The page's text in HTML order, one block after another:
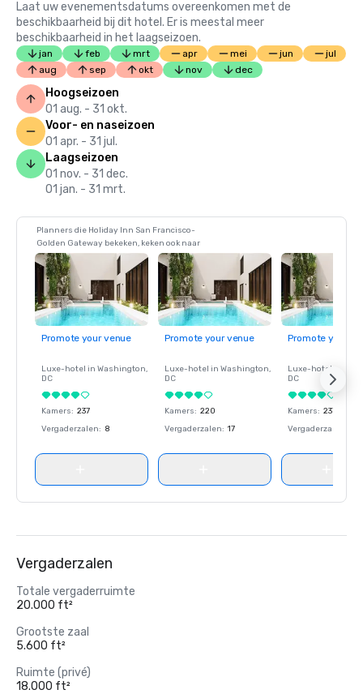
Laat uw evenementsdatums overeenkomen met de
beschikbaarheid bij dit hotel. Er is meestal meer
beschikbaarheid in het laagseizoen.
jan feb mrt apr mei jun
jul
aug
sep okt nov dec
Hoogseizoen
01 aug. - 31 okt.
Voor- en naseizoen
01 apr. - 31 jul.
Laagseizoen
01 nov. - 31 dec.
01 jan. - 31 mrt.
Planners die Holiday Inn San Francisco-
Golden Gateway bekeken, keken ook naar
Promote your venue
Luxe-hotel in Washington,
DC
Kamers: 237
Vergaderzalen: 8
Promote your venue
Luxe-hotel in Washington,
DC
Kamers: 220
Vergaderzalen: 17
Promote your
Luxe-hotel in
DC
Kamers: 237
Vergaderzalen
Vergaderzalen
Totale vergaderruimte
20.000 ft²
Grootste zaal
5.600 ft²
Ruimte (privé)
18.000 ft²